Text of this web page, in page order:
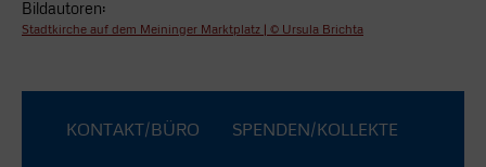
Bildautoren:
Stadtkirche auf dem Meininger Marktplatz | © Ursula Brichta
KONTAKT/BÜRO SPENDEN/KOLLEKTE